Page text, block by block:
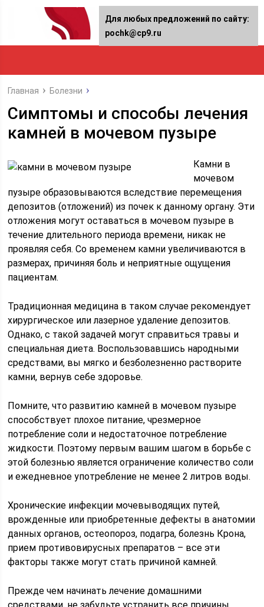
Главная Болезни
Симптомы и способы лечения
камней в мочевом пузыре
Камни в
мочевом
пузыре образовываются вследствие перемещения
депозитов (отложений) из почек к данному органу. Эти
отложения могут оставаться в мочевом пузыре в
течение длительного периода времени, никак не
проявляя себя. Со временем камни увеличиваются в
размерах, причиняя боль и неприятные ощущения
пациентам.
Традиционная медицина в таком случае рекомендует
хирургическое или лазерное удаление депозитов.
Однако, с такой задачей могут справиться травы и
специальная диета. Воспользовавшись народными
средствами, вы мягко и безболезненно растворите
камни, вернув себе здоровье.
Помните, что развитию камней в мочевом пузыре
способствует плохое питание, чрезмерное
потребление соли и недостаточное потребление
жидкости. Поэтому первым вашим шагом в борьбе с
этой болезнью является ограничение количество соли
и ежедневное употребление не менее 2 литров воды.
Хронические инфекции мочевыводящих путей,
врожденные или приобретенные дефекты в анатомии
данных органов, остеопороз, подагра, болезнь Крона,
прием противовирусных препаратов – все эти
факторы также могут стать причиной камней.
Прежде чем начинать лечение домашними
Для любых предложений по сайту:
pochk@cp9.ru